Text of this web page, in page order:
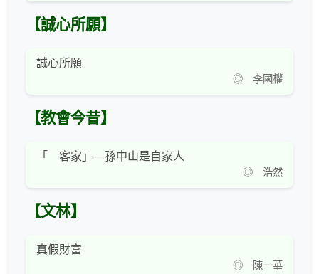
【誠心所願】
誠心所願
◎ 李國權
【教會今昔】
「 客家」—孫中山是自家人
◎ 浩然
【文林】
真假財富
◎ 陳一華